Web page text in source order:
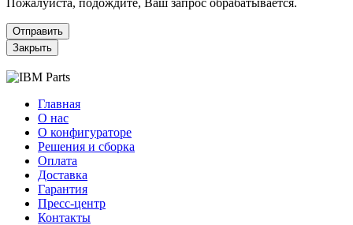
Отправить
Закрыть
Главная
О нас
О конфигураторе
Решения и сборка
Оплата
Доставка
Гарантия
Пресс-центр
Контакты